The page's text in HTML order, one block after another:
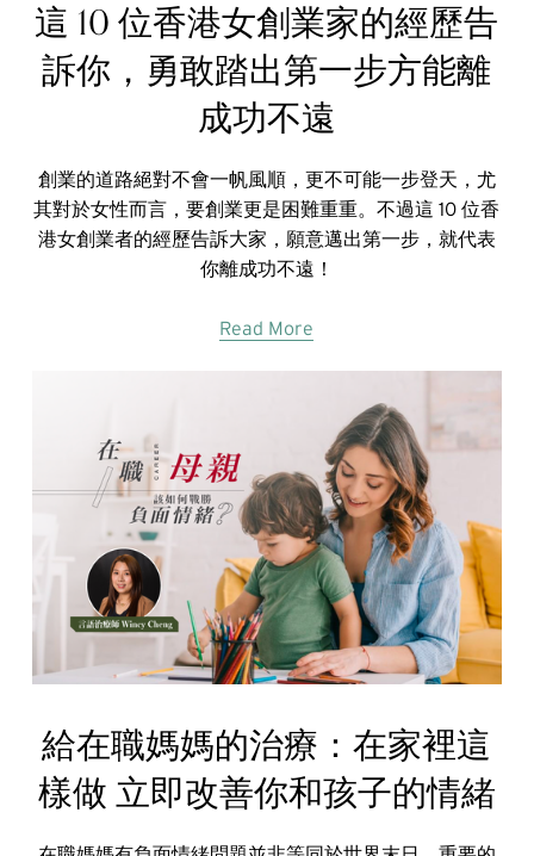
這 10 位香港女創業家的經歷告
訴你，勇敢踏出第一步方能離
成功不遠
創業的道路絕對不會一帆風順，更不可能一步登天，尤
其對於女性而言，要創業更是困難重重。不過這 10 位香
港女創業者的經歷告訴大家，願意邁出第一步，就代表
你離成功不遠！
Read More
給在職媽媽的治療：在家裡這
樣做 立即改善你和孩子的情緒